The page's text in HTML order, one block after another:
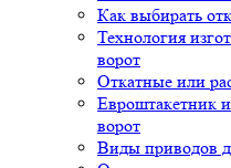
Как выбирать
Технология
ворот
Откатные или
Евроштакетник
ворот
Виды приводов